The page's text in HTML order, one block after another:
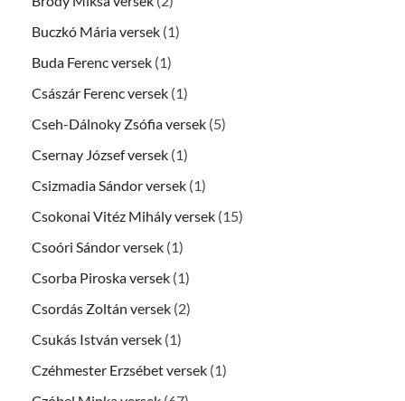
Buczkó Mária versek (1)
Buda Ferenc versek (1)
Császár Ferenc versek (1)
Cseh-Dálnoky Zsófia versek (5)
Csernay József versek (1)
Csizmadia Sándor versek (1)
Csokonai Vitéz Mihály versek (15)
Csoóri Sándor versek (1)
Csorba Piroska versek (1)
Csordás Zoltán versek (2)
Csukás István versek (1)
Czéhmester Erzsébet versek (1)